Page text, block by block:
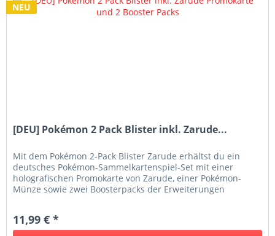
NEU
[DEU] Pokémon 2 Pack Blister inkl. Zarude...
Mit dem Pokémon 2-Pack Blister Zarude erhältst du ein
deutsches Pokémon-Sammelkartenspiel-Set mit einer
holografischen Promokarte von Zarude, einer Pokémon-
Münze sowie zwei Boosterpacks der Erweiterungen
11,99 € *